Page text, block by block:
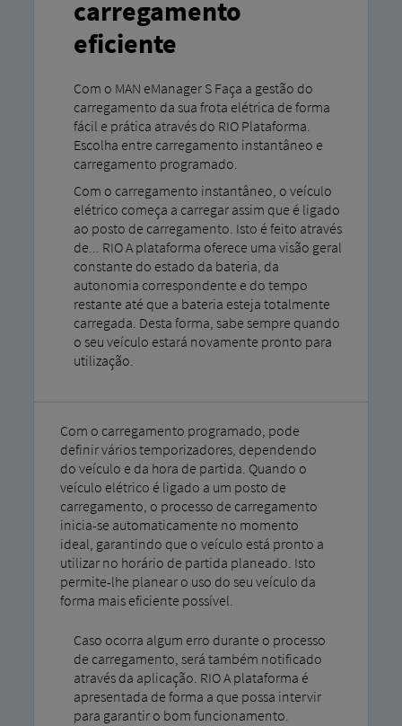
carregamento
eficiente
Com o MAN eManager S Faça a gestão do
carregamento da sua frota elétrica de forma
fácil e prática através do RIO Plataforma.
Escolha entre carregamento instantâneo e
carregamento programado.
Com o carregamento instantâneo, o veículo
elétrico começa a carregar assim que é ligado
ao posto de carregamento. Isto é feito através
de... RIO A plataforma oferece uma visão geral
constante do estado da bateria, da
autonomia correspondente e do tempo
restante até que a bateria esteja totalmente
carregada. Desta forma, sabe sempre quando
o seu veículo estará novamente pronto para
utilização.
Com o carregamento programado, pode
definir vários temporizadores, dependendo
do veículo e da hora de partida. Quando o
veículo elétrico é ligado a um posto de
carregamento, o processo de carregamento
inicia-se automaticamente no momento
ideal, garantindo que o veículo está pronto a
utilizar no horário de partida planeado. Isto
permite-lhe planear o uso do seu veículo da
forma mais eficiente possível.
Caso ocorra algum erro durante o processo
de carregamento, será também notificado
através da aplicação. RIO A plataforma é
apresentada de forma a que possa intervir
para garantir o bom funcionamento.